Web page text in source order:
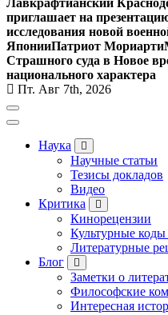
Лавкрафтианский
приглашает на
исследования новой
ЯпонииПатриот Мориарти
Страшного суда в Новое
национального характера
Пт. Авг 7th, 2026
Наука
Научные статьи
Тезисы докладов
Видео
Критика
Кинорецензии
Культурные
Литературные
Блог
Заметки о
Философские
Интересная